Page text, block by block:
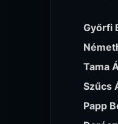
Győrfi
Tama
Szűcs
Papp